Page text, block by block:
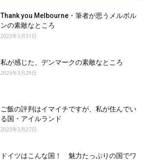
Thank you Melbourne・筆者が思うメルボル
ンの素敵なところ
2023年3月31日
私が感じた、デンマークの素敵なところ
2023年3月29日
ご飯の評判はイマイチですが、私が住んでい
る国・アイルランド
2023年3月27日
ドイツはこんな国！ 魅力たっぷりの国でワ